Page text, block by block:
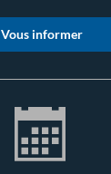
Vous informer